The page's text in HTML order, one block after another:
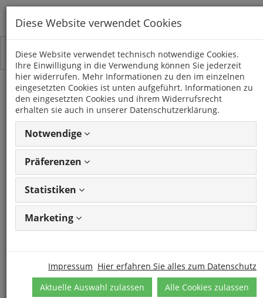
Toggle
navigation
Kategorien
SEAT
5 Artikel
Artikel1 - 5 von 5
Artikeln
Ansicht
Diese Website verwendet Cookies
Diese Website verwendet technisch notwendige Cookies.
Ihre Einwilligung in die Verwendung können Sie jederzeit
hier widerrufen. Mehr Informationen zu den im einzelnen
eingesetzten Cookies ist unten aufgeführt. Informationen zu
den eingesetzten Cookies und ihrem Widerrufsrecht
erhalten sie auch in unserer Datenschutzerklärung.
Notwendige
Präferenzen
Statistiken
Marketing
Impressum Hier erfahren Sie alles zum Datenschutz
Aktuelle Auswahl zulassen
Alle Cookies zulassen